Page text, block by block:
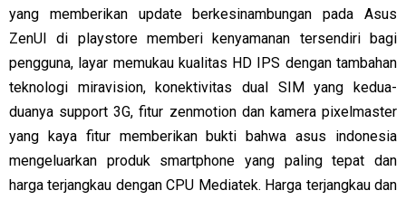
yang memberikan update berkesinambungan pada Asus
ZenUI di playstore memberi kenyamanan tersendiri bagi
pengguna, layar memukau kualitas HD IPS dengan tambahan
teknologi miravision, konektivitas dual SIM yang kedua-
duanya support 3G, fitur zenmotion dan kamera pixelmaster
yang kaya fitur memberikan bukti bahwa asus indonesia
mengeluarkan produk smartphone yang paling tepat dan
harga terjangkau dengan CPU Mediatek. Harga terjangkau dan